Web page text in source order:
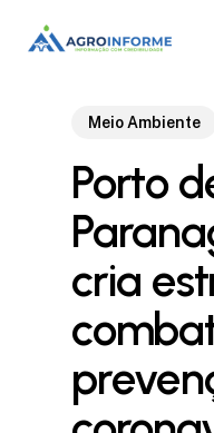
Meio Ambiente
Porto
cria